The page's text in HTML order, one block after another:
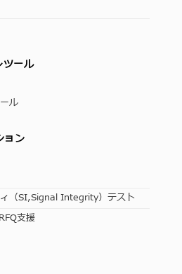
ツール
ル
ョン
（SI,Signal Integrity）テスト
支援